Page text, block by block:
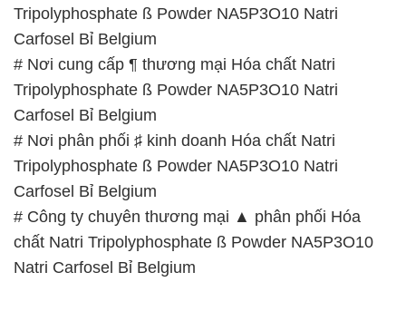
Tripolyphosphate ß Powder NA5P3O10 Natri
Carfosel Bỉ Belgium
# Nơi cung cấp ¶ thương mại Hóa chất Natri
Tripolyphosphate ß Powder NA5P3O10 Natri
Carfosel Bỉ Belgium
# Nơi phân phối ♯ kinh doanh Hóa chất Natri
Tripolyphosphate ß Powder NA5P3O10 Natri
Carfosel Bỉ Belgium
# Công ty chuyên thương mại ▲ phân phối Hóa
chất Natri Tripolyphosphate ß Powder NA5P3O10
Natri Carfosel Bỉ Belgium